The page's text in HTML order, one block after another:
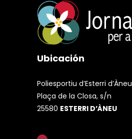
Ubicación
Poliesportiu d’Esterri d’Àneu
Plaça de la Closa, s/n
25580 ESTERRI D’ÀNEU